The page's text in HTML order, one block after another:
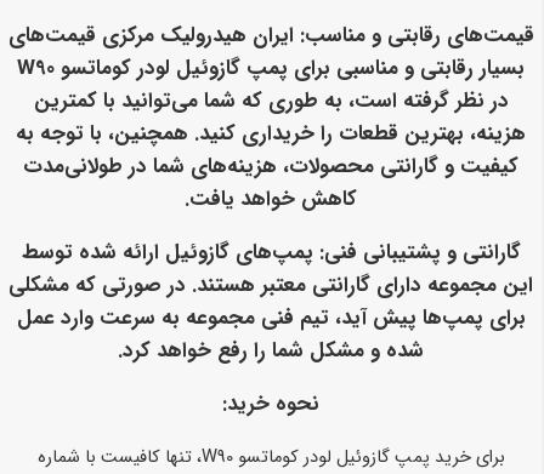
قیمت‌های رقابتی و مناسب: ایران هیدرولیک مرکزی قیمت‌های
بسیار رقابتی و مناسبی برای پمپ گازوئیل لودر کوماتسو W90
در نظر گرفته است، به طوری که شما می‌توانید با کمترین
هزینه، بهترین قطعات را خریداری کنید. همچنین، با توجه به
کیفیت و گارانتی محصولات، هزینه‌های شما در طولانی‌مدت
کاهش خواهد یافت.
گارانتی و پشتیبانی فنی: پمپ‌های گازوئیل ارائه شده توسط
این مجموعه دارای گارانتی معتبر هستند. در صورتی که مشکلی
برای پمپ‌ها پیش آید، تیم فنی مجموعه به سرعت وارد عمل
شده و مشکل شما را رفع خواهد کرد.
نحوه خرید:
برای خرید پمپ گازوئیل لودر کوماتسو W90، تنها کافیست با شماره